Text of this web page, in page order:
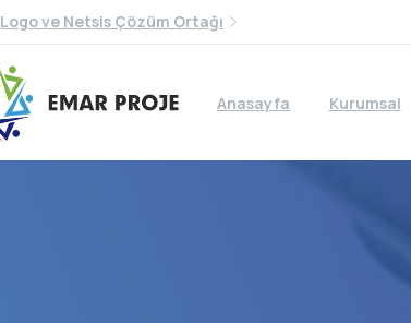
Logo ve Netsis Çözüm Ortağı
Anasayfa Kurumsal